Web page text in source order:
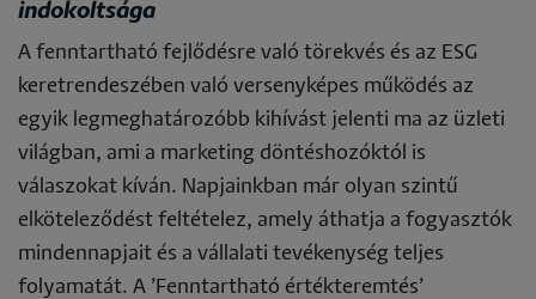
indokoltsága
A fenntartható fejlődésre való törekvés és az ESG
keretrendeszében való versenyképes működés az
egyik legmeghatározóbb kihívást jelenti ma az üzleti
világban, ami a marketing döntéshozóktól is
válaszokat kíván. Napjainkban már olyan szintű
elköteleződést feltételez, amely áthatja a fogyasztók
mindennapjait és a vállalati tevékenység teljes
folyamatát. A ’Fenntartható értékteremtés’